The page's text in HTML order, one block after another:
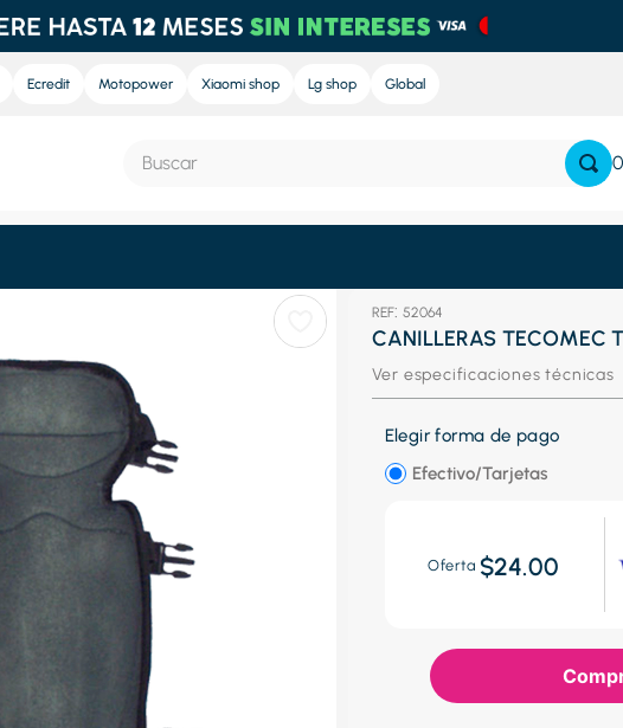
Ecredit Motopower Xiaomi shop Lg shop Global
: 52064
CANILLERAS TECOMEC
Ver especificaciones técnicas
Elegir forma de pago
Efectivo/Tarjetas
Oferta $24.00